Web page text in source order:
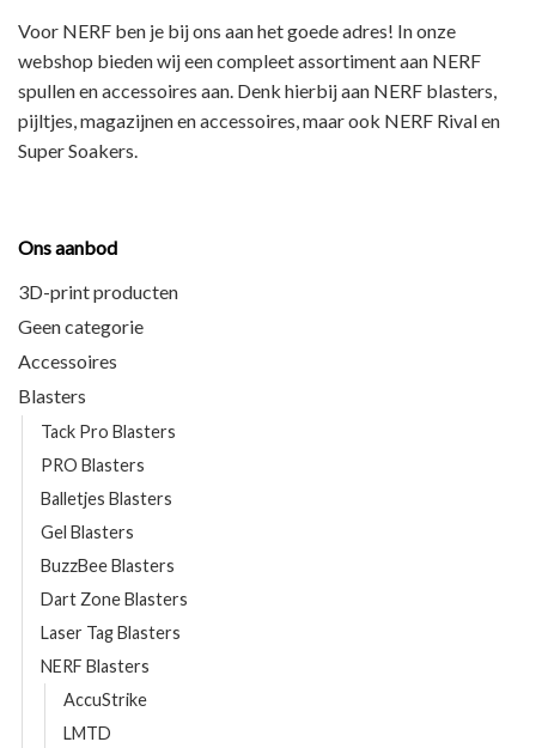
Voor NERF ben je bij ons aan het goede adres! In onze
webshop bieden wij eencompleet assortimentaan NERF
spullen en accessoires aan. Denk hierbij aan NERF blasters,
pijltjes, magazijnen en accessoires, maar ook NERF Rival en
Super Soakers.
Ons aanbod
3D-print producten
Geen categorie
Accessoires
Blasters
Tack Pro Blasters
PRO Blasters
Balletjes Blasters
Gel Blasters
BuzzBee Blasters
Dart Zone Blasters
Laser Tag Blasters
NERF Blasters
AccuStrike
LMTD